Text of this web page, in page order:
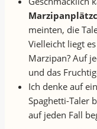
meinten, die
Vielleicht liegt
Marzipan? Auf
und das
Ich denke auf
Spaghetti-Taler
auf jeden Fall